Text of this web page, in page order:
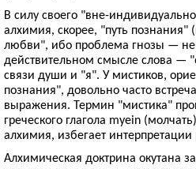
В силу своего "вне-
алхимия, скорее, "путь познания"
любви", ибо проблема гнозы — не
действительном смысле слова —
связи души и "я". У мистиков,
познания", довольно часто
выражения. Термин "мистика"
греческого глагола myein
алхимия, избегает
Алхимическая доктрина окутана